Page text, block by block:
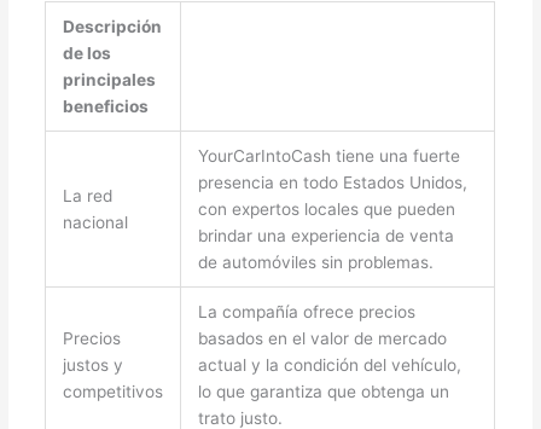
Descripción
de los
principales
beneficios
La red
nacional
YourCarIntoCash tiene una fuerte
presencia en todo Estados Unidos,
con expertos locales que pueden
brindar una experiencia de venta
de automóviles sin problemas.
Precios
justos y
competitivos
La compañía ofrece precios
basados en el valor de mercado
actual y la condición del vehículo,
lo que garantiza que obtenga un
trato justo.